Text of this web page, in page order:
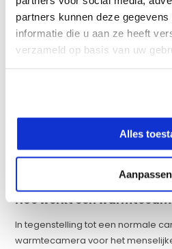
partners kunnen deze
informatie die u aan ze heeft
verzameld op basis van uw
Alles
Aanpassen
denken aan het meten van de
maar ook voor het opsporen van
opsporen van defecten van
prijsklassen. Hiervoor geldt dat
ondersteunende opties u nodig
hittecamera koopt. Indien u er niet
kunt u altijd contact met ons
met het kopen van de geschikte
Hoe werkt een
In tegenstelling tot een normale
warmtecamera voor het